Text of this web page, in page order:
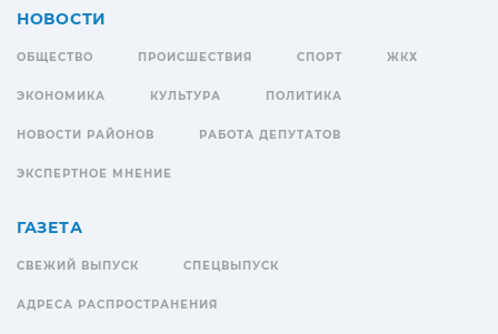
НОВОСТИ
ОБЩЕСТВО ПРОИСШЕСТВИЯ СПОРТ ЖКХ
ЭКОНОМИКА КУЛЬТУРА ПОЛИТИКА
НОВОСТИ РАЙОНОВ РАБОТА ДЕПУТАТОВ
ЭКСПЕРТНОЕ МНЕНИЕ
ГАЗЕТА
СВЕЖИЙ ВЫПУСК СПЕЦВЫПУСК
АДРЕСА РАСПРОСТРАНЕНИЯ